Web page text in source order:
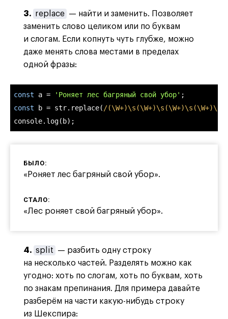
3. replace — найти и заменить. Позволяет
заменить слово целиком или по буквам
и слогам. Если копнуть чуть глубже, можно
даже менять слова местами в пределах
одной фразы:
const a = 'Роняет лес багряный свой убор'
const b = str.replace( /
console.log(b);
БЫЛО:
«Роняет лес багряный свой убор».
СТАЛО:
«Лес роняет свой багряный убор».
4. split
— разбить одну строку
на несколько частей. Разделять можно как
угодно: хоть по слогам, хоть по буквам, хоть
по знакам препинания. Для примера давайте
разберём на части какую-нибудь строку
из Шекспира: